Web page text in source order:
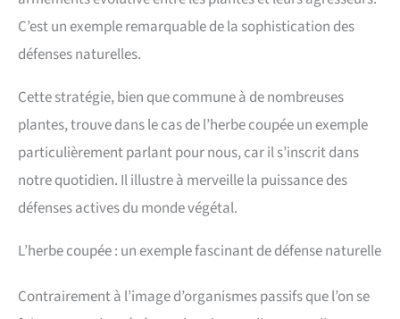
C’est un exemple remarquable de la sophistication des
défenses naturelles.
Cette stratégie, bien que commune à de nombreuses
plantes, trouve dans le cas de l’herbe coupée un exemple
particulièrement parlant pour nous, car il s’inscrit dans
notre quotidien. Il illustre à merveille la puissance des
défenses actives du monde végétal.
L’herbe coupée : un exemple fascinant de défense naturelle
Contrairement à l’image d’organismes passifs que l’on se